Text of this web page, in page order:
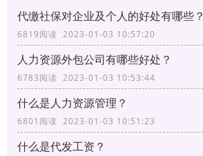
代缴社保对企业及个人的好处有哪些？
6819阅读 2023-01-03 10:57:20
人力资源外包公司有哪些好处？
6783阅读 2023-01-03 10:53:44
什么是人力资源管理？
6801阅读 2023-01-03 10:51:23
什么是代发工资？